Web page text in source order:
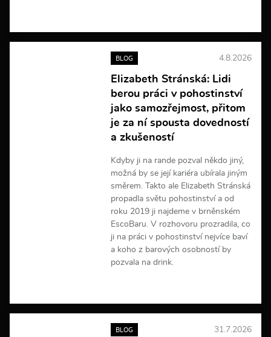
e
i
f
o
r
a
c
BLOG 4.8.2026
Elizabeth Stránská: Lidi
berou práci v pohostinství
jako samozřejmost, přitom
je za ní spousta dovedností
a zkušeností
Kdyby ji na rande pozval někdo jiný,
možná by se její kariéra ubírala jiným
směrem. Takto ale Elizabeth Stránská
propadla světu pohostinství a od
roku 2019 ji najdeme v brněnském
EscoBaru. V rozhovoru prozradila, co
ji na práci v pohostinství nejvíce baví
a koho z barových osobností by
pozvala na drink.
e
i
BLOG 31.7.2026